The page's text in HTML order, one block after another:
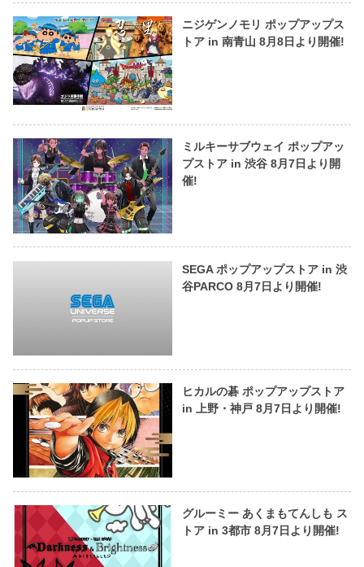
ニジゲンノモリ ポップアップス
トア in 南青山 8月8日より開催!
ミルキーサブウェイ ポップアッ
プストア in 渋谷 8月7日より開
催!
SEGA ポップアップストア in 渋
谷PARCO 8月7日より開催!
ヒカルの碁 ポップアップストア
in 上野・神戸 8月7日より開催!
グルーミー あくまもてんしも ス
トア in 3都市 8月7日より開催!